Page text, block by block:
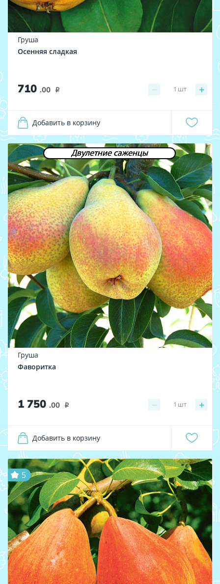
Груша
Осенняя сладкая
710 .00 i − +
1 шт
Добавить в корзину
Двулетние саженцы
Груша
Фаворитка
1 750 .00 i − +
1 шт
Добавить в корзину
5